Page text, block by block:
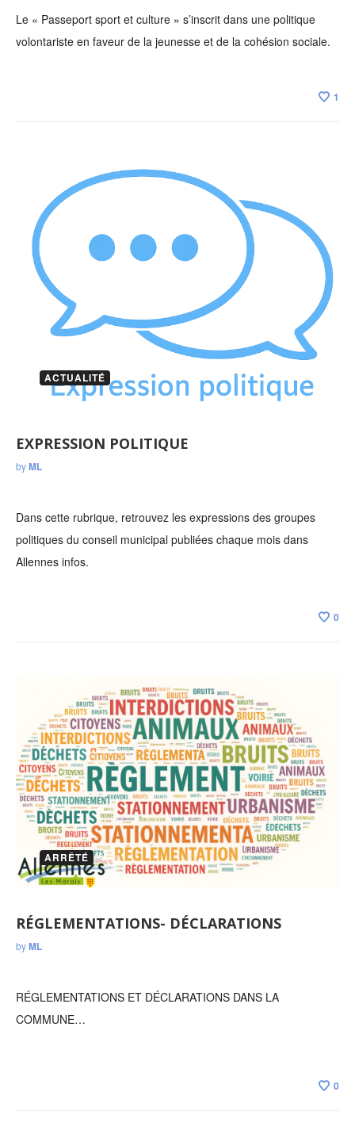
Le « Passeport sport et culture » s’inscrit dans une politique
volontariste en faveur de la jeunesse et de la cohésion sociale.
1
ACTUALITÉ
EXPRESSION POLITIQUE
byML
Dans cette rubrique, retrouvez les expressions des groupes
politiques du conseil municipal publiées chaque mois dans
Allennes infos.
0
ARRÊTÉ
RÉGLEMENTATIONS- DÉCLARATIONS
byML
RÉGLEMENTATIONS ET DÉCLARATIONS DANS LA
COMMUNE…
0